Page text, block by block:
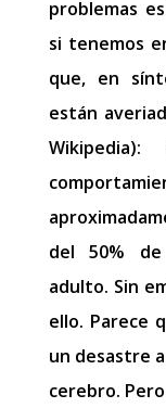
problemas
si tenemos
que, en
están
del 50%
adulto. Sin
ello. Parece
un desastre
cerebro.